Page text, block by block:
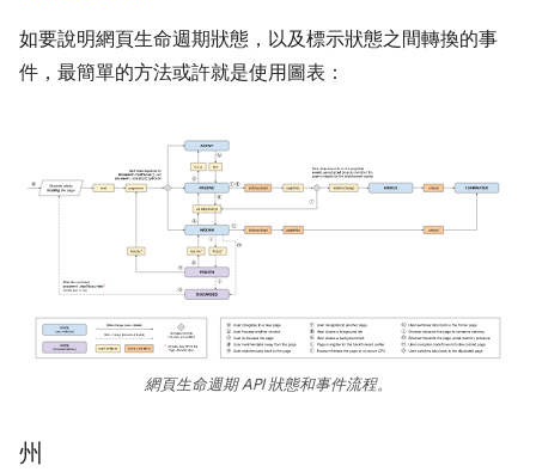
如要說明網頁生命週期狀態，以及標示狀態之間轉換的事
件，最簡單的方法或許就是使用圖表：
網頁生命週期 API 狀態和事件流程。
州